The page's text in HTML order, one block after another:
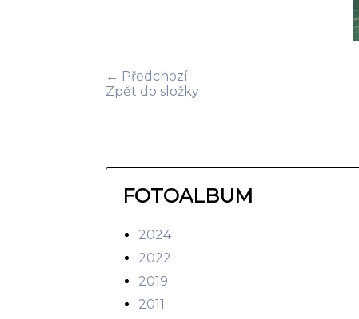
← Předchozí
Zpět do složky
FOTOALBUM
2024
2022
2019
2011